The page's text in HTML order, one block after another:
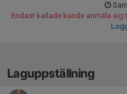
Endast kallade kunde anmäla sig
Laguppställning